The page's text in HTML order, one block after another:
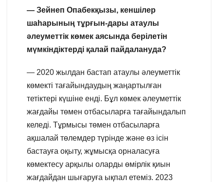
— Зейнеп Опабекқызы, кеншілер
шаһарының тұрғын-дары атаулы
әлеуметтік көмек аясында берілетін
мүмкіндіктерді қалай пайдалануда?
— 2020 жылдан бастап атаулы әлеуметтік
көмекті тағайындаудың жаңартылған
тетіктері күшіне енді. Бұл көмек әлеуметтік
жағдайы төмен отбасыларға тағайындалып
келеді. Тұрмысы төмен отбасыларға
ақшалай төлемдер түрінде және өз ісін
бастауға оқыту, жұмысқа орналасуға
көмектесу арқылы оларды өмірлік қиын
жағдайдан шығаруға ықпал етеміз. 2023